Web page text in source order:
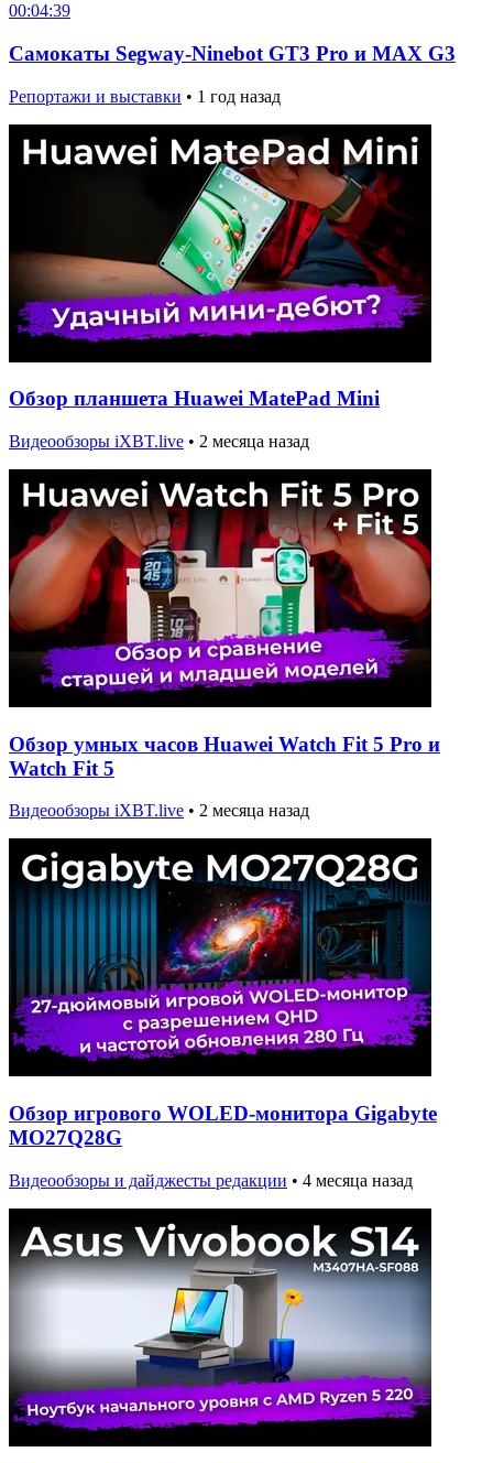
00:04:39
Самокаты Segway-Ninebot GT3 Pro и MAX G3
Репортажи и выставки • 1 год назад
Обзор планшета Huawei MatePad Mini
Видеообзоры iXBT.live • 2 месяца назад
Обзор умных часов Huawei Watch Fit 5 Pro и
Watch Fit 5
Видеообзоры iXBT.live • 2 месяца назад
Обзор игрового WOLED-монитора Gigabyte
MO27Q28G
Видеообзоры и дайджесты редакции • 4 месяца назад